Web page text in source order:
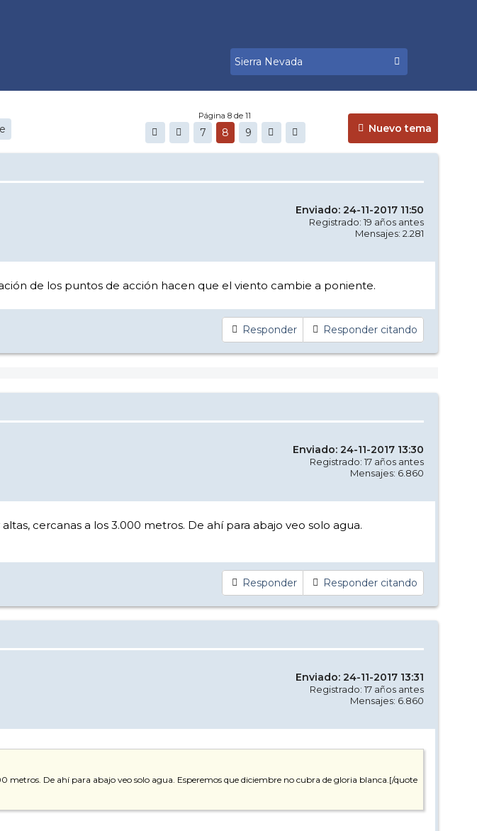
Nuevo tema
Página 8 de 11
7 8 9
Enviado: 24-11-2017 11:50
Registrado: 19 años antes
Mensajes: 2.281
de los puntos de acción hacen que el viento cambie a poniente.
Responder Responder citando
Enviado: 24-11-2017 13:30
Registrado: 17 años antes
Mensajes: 6.860
cercanas a los 3.000 metros. De ahí para abajo veo solo agua.
Responder Responder citando
Enviado: 24-11-2017 13:31
Registrado: 17 años antes
Mensajes: 6.860
metros. De ahí para abajo veo solo agua. Esperemos que diciembre no cubra de gloria blanca.[/quote